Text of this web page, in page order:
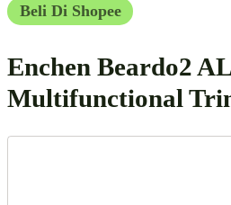
Beli Di Shopee
Enchen Beardo2
Multifunctional